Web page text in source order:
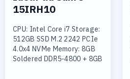
15IRH10
CPU: Intel Core i7 Storage:
512GB SSD M.2 2242 PCIe
4.0x4 NVMe Memory: 8GB
Soldered DDR5-4800 + 8GB